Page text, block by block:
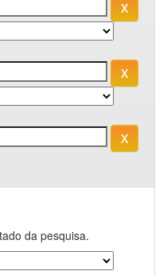
da pesquisa.